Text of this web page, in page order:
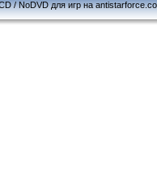
/ NoDVD для игр на